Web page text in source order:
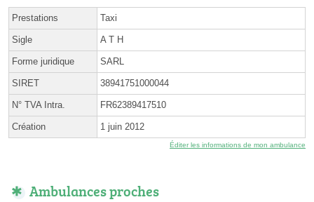
Prestations Taxi
Sigle A T H
Forme juridique SARL
SIRET 38941751000044
N° TVA Intra. FR62389417510
Création 1 juin 2012
Éditer les informations de mon ambulance
Ambulances proches